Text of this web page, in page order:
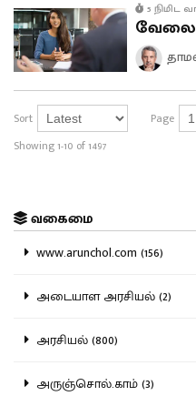
5 நிமிட
Sort
Page
Showing 1-10 of 1497
வகைமை
www.arunchol.com (156)
அடையாள அரசியல் (2)
அரசியல் (800)
அருஞ்சொல்.காம் (3)